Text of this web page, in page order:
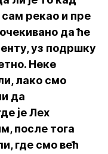
сам рекао и пре
да ће
уз подршку
Неке
лако смо
да
је Лех
после тога
где смо већ